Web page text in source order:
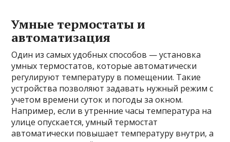
Умные термостаты и
автоматизация
Один из самых удобных способов — установка
умных термостатов, которые автоматически
регулируют температуру в помещении. Такие
устройства позволяют задавать нужный режим с
учетом времени суток и погоды за окном.
Например, если в утренние часы температура на
улице опускается, умный термостат
автоматически повышает температуру внутри, а